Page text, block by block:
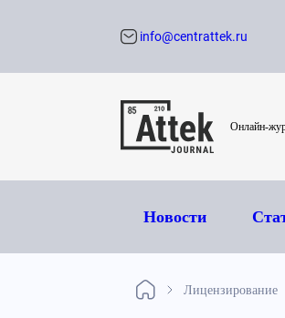
info@centrattek.ru
Онлайн-
Новости
Лицензирование